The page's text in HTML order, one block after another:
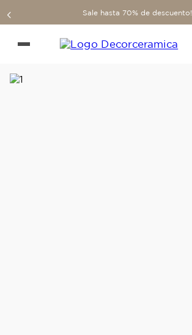
Sale hasta 70% de descuento!